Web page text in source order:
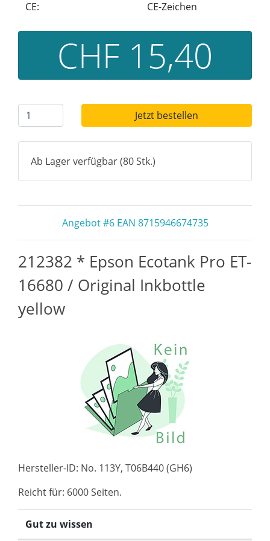
CE: CE-Zeichen
CHF 15,40
Jetzt bestellen
Ab Lager verfügbar (80 Stk.)
Angebot #6 EAN 8715946674735
212382 * Epson Ecotank Pro ET-
16680 / Original Inkbottle
yellow
Hersteller-ID: No. 113Y, T06B440 (GH6)
Reicht für: 6000 Seiten.
Gut zu wissen